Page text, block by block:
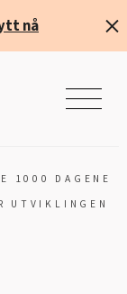
nå
1000 DAGENE
UTVIKLINGEN